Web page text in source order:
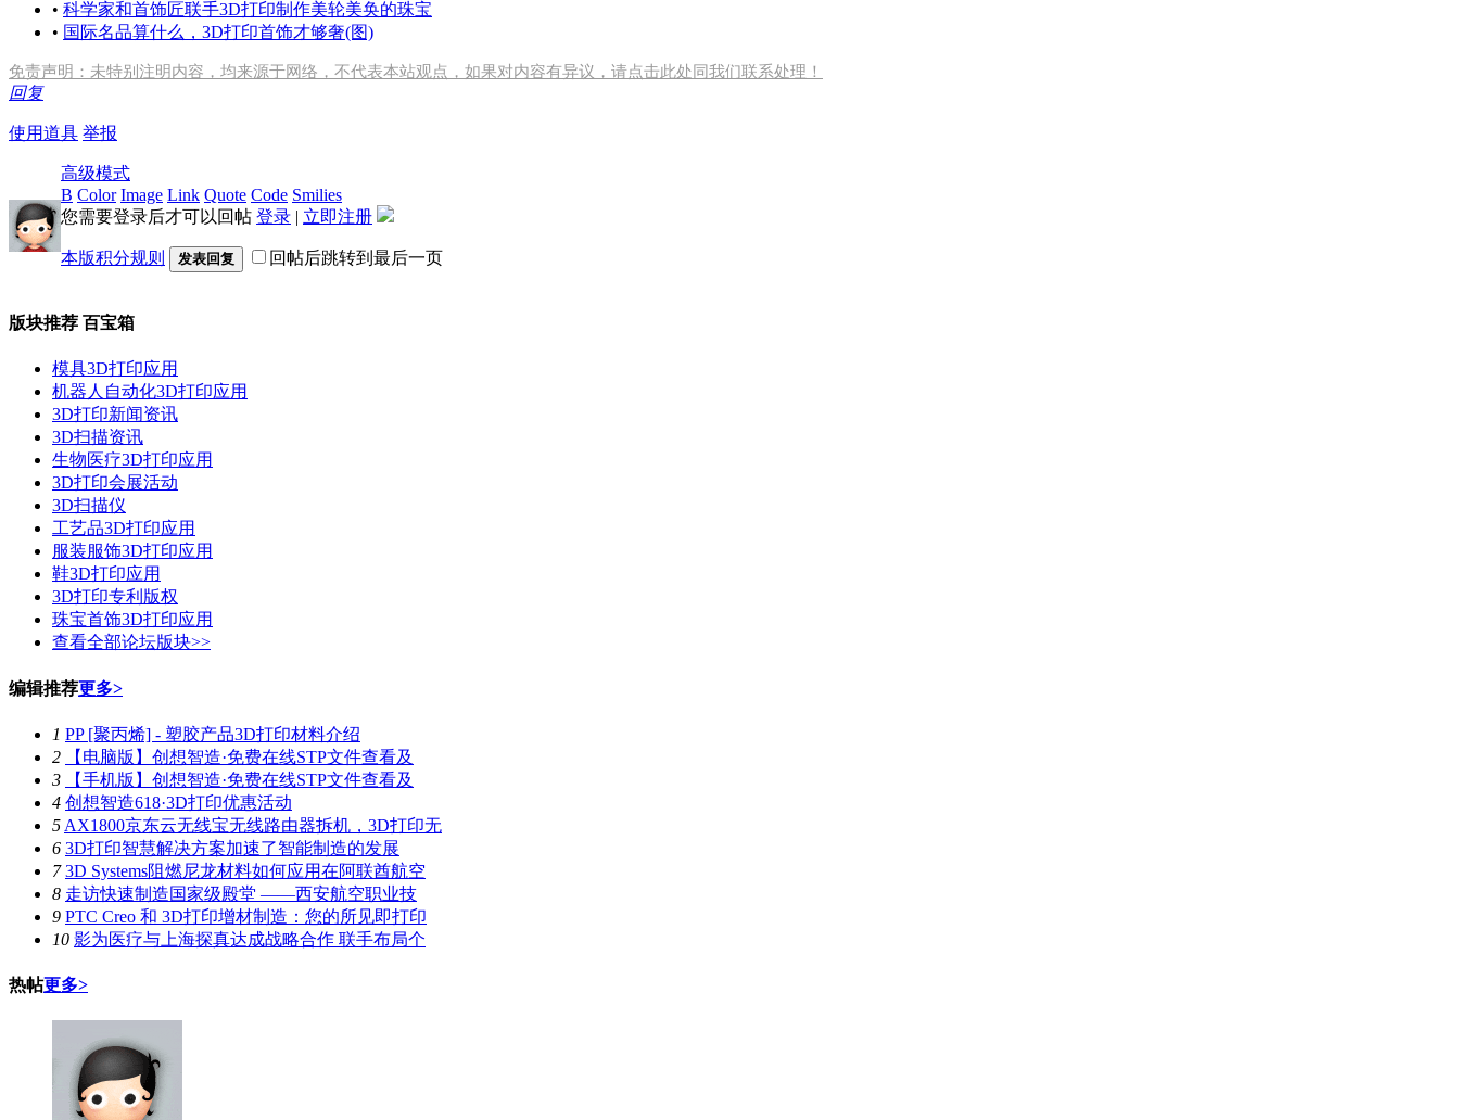
• 科学家和首饰匠联手3D打印制作美轮美奂的珠宝
• 国际名品算什么，3D打印首饰才够奢(图)
免责声明：未特别注明内容，均来源于网络，不代表本站观点，如果对内容有异议，请点击此处同我们联系处理！
回复
使用道具 举报
高级模式
B Color Image Link Quote Code Smilies
您需要登录后才可以回帖 登录 | 立即注册
本版积分规则 发表回复 回帖后跳转到最后一页
版块推荐 百宝箱
模具3D打印应用
机器人自动化3D打印应用
3D打印新闻资讯
3D扫描资讯
生物医疗3D打印应用
3D打印会展活动
3D扫描仪
工艺品3D打印应用
服装服饰3D打印应用
鞋3D打印应用
3D打印专利版权
珠宝首饰3D打印应用
查看全部论坛版块>>
编辑推荐更多>
1 PP [聚丙烯] - 塑胶产品3D打印材料介绍
2
【电脑版】创想智造·免费在线STP文件查看及
3
【手机版】创想智造·免费在线STP文件查看及
4 创想智造618·3D打印优惠活动
5 AX1800京东云无线宝无线路由器拆机，3D打印无
6 3D打印智慧解决方案加速了智能制造的发展
7 3D Systems阻燃尼龙材料如何应用在阿联酋航空
8 走访快速制造国家级殿堂 ——西安航空职业技
9 PTC Creo 和 3D打印增材制造：您的所见即打印
10 影为医疗与上海探真达成战略合作 联手布局个
热帖更多>